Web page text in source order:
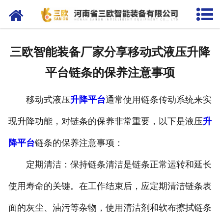
网站首页
联系我们
三欧智能装备厂家分享移动式液压升降
平台链条的保养注意事项
移动式液压升降平台通常使用链条传动系统来实
现升降功能，对链条的保养非常重要，以下是液压升
降平台链条的保养注意事项：
定期清洁：保持链条清洁是链条正常运转和延长
使用寿命的关键。在工作结束后，应定期清洁链条表
面的灰尘、油污等杂物，使用清洁剂和软布擦拭链条